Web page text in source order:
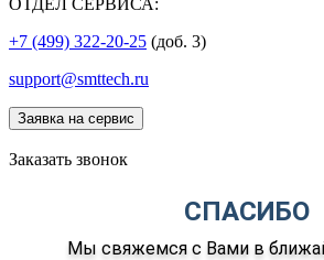
ОТДЕЛ СЕРВИСА:
+7 (499) 322-20-25 (доб. 3)
support@smttech.ru
Заявка на сервис
Заказать звонок
СПАСИБО
Мы свяжемся с Вами в